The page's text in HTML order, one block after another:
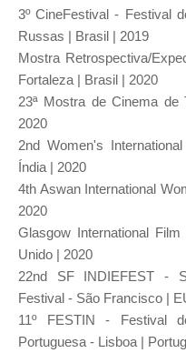
3º CineFestival - Festival
Russas | Brasil | 2019
Mostra Retrospectiva/
Fortaleza | Brasil | 2020
23ª Mostra de Cinema
2020
2nd Women's
Índia | 2020
4th Aswan International
2020
Glasgow International
Unido | 2020
22nd SF INDIEFEST -
Festival - São Francisco |
11º FESTIN - Festival
Portuguesa - Lisboa |